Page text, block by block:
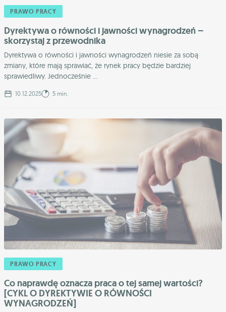
PRAWO PRACY
Dyrektywa o równości i jawności wynagrodzeń –
skorzystaj z przewodnika
Dyrektywa o równości i jawności wynagrodzeń niesie za sobą
zmiany, które mają sprawiać, że rynek pracy będzie bardziej
sprawiedliwy. Jednocześnie ...
10.12.2025 5 min.
PRAWO PRACY
Co naprawdę oznacza praca o tej samej wartości?
[CYKL O DYREKTYWIE O RÓWNOŚCI
WYNAGRODZEŃ]